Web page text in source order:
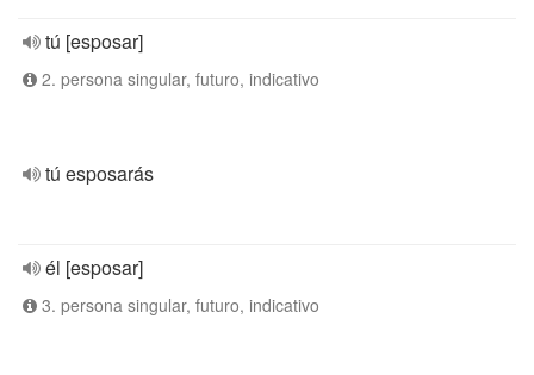
tú [esposar]
2. persona singular, futuro, indicativo
tú esposarás
él [esposar]
3. persona singular, futuro, indicativo